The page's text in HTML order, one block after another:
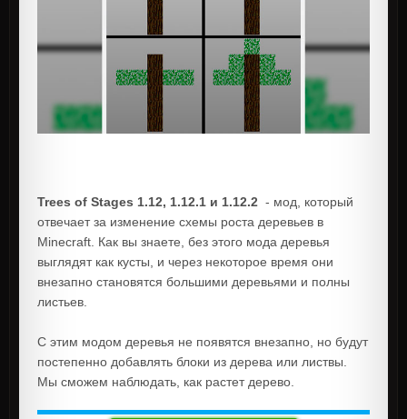
Trees of Stages 1.12, 1.12.1 и 1.12.2 - мод, который
отвечает за изменение схемы роста деревьев в
Minecraft. Как вы знаете, без этого мода деревья
выглядят как кусты, и через некоторое время они
внезапно становятся большими деревьями и полны
листьев.
С этим модом деревья не появятся внезапно, но будут
постепенно добавлять блоки из дерева или листвы.
Мы сможем наблюдать, как растет дерево.